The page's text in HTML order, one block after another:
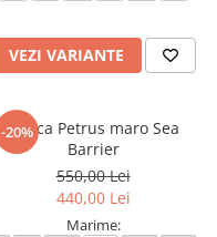
VEZI VARIANTE
-20%
Geaca Petrus maro Sea
Barrier
550,00 Lei
440,00 Lei
Marime: